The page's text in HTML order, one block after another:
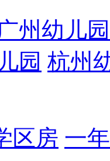
州幼儿园
园 杭州
区房 一